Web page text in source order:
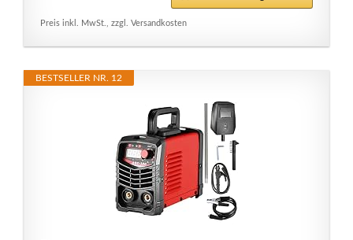
Preis inkl. MwSt., zzgl. Versandkosten
BESTSELLER NR. 12